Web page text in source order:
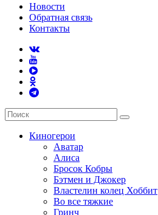
Новости
Обратная связь
Контакты
Киногерои
Аватар
Алиса
Бросок Кобры
Бэтмен и Джокер
Властелин колец Хоббит
Во все тяжкие
Гринч